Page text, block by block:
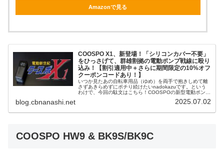
Amazonで見る
COOSPO X1、新登場！「シリコンカバー不要」
をひっさげて、群雄割拠の電動ポンプ戦線に殴り
込み！【割引適用中＋さらに期間限定の10%オフ
クーポンコードあり！】
いつか見たあの自転車用品（ゆめ）を両手で抱きしめて離
さずあきらめずにポチり続けたいnadokazuです。という
わけで、今回の駄文はこちら！COOSPOの新型電動ポン
blog.cbnanashi.net 2025.07.02
COOSPO HW9 & BK9S/BK9C